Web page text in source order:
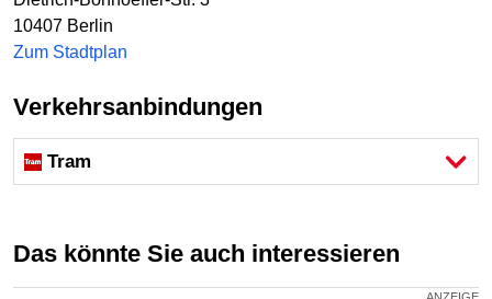
10407 Berlin
Zum Stadtplan
Verkehrsanbindungen
Tram
Das könnte Sie auch interessieren